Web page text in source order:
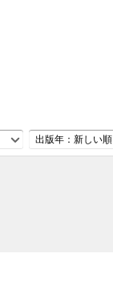
出版年：新しい順